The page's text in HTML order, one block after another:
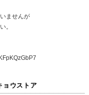
ませんが
。
ョウストア